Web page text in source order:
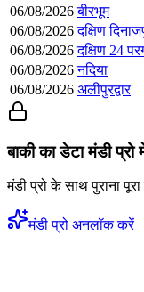
06/08/2026 बीरभूम
06/08/2026 दक्षिण
06/08/2026 दक्षिण 24
06/08/2026 नदिया
06/08/2026 अलीपुरद्वार
बाकी का डेटा मंडी
मंडी प्रो के साथ पुराना
मंडी प्रो अनलॉक करें